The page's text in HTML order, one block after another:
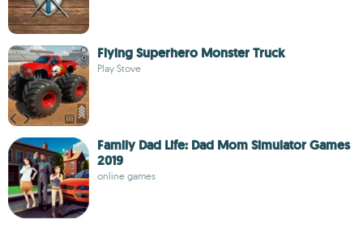
Flying Superhero Monster Truck
Play Stove
Family Dad Life: Dad Mom Simulator Games
2019
online games